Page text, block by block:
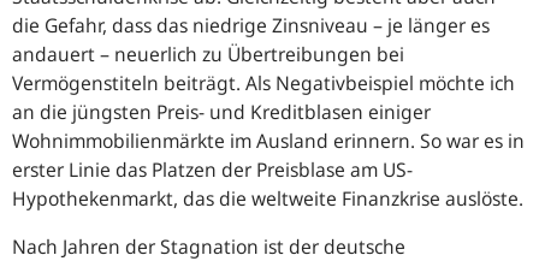
die Gefahr, dass das niedrige Zinsniveau – je länger es
andauert – neuerlich zu Übertreibungen bei
Vermögenstiteln beiträgt. Als Negativbeispiel möchte ich
an die jüngsten Preis- und Kreditblasen einiger
Wohnimmobilienmärkte im Ausland erinnern. So war es in
erster Linie das Platzen der Preisblase am US-
Hypothekenmarkt, das die weltweite Finanzkrise auslöste.
Nach Jahren der Stagnation ist der deutsche